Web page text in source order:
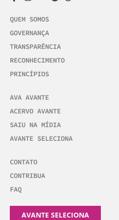
QUEM SOMOS
GOVERNANÇA
TRANSPARÊNCIA
RECONHECIMENTO
PRINCÍPIOS
AVA AVANTE
ACERVO AVANTE
SAIU NA MÍDIA
AVANTE SELECIONA
CONTATO
CONTRIBUA
FAQ
AVANTE SELECIONA